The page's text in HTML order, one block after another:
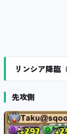
リンシア降臨
先攻側